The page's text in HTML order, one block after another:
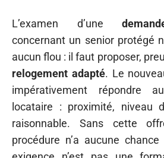
L’examen d’une
concernant un senior protégé
aucun flou : il faut proposer,
relogement adapté. Le
impérativement répondre
locataire : proximité, niveau
raisonnable. Sans cette
procédure n’a aucune chance